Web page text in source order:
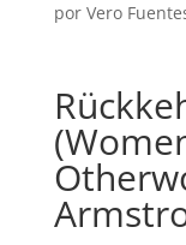
por Vero